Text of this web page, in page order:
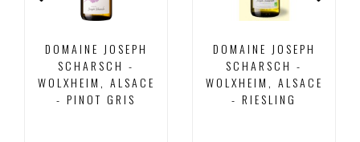
DOMAINE JOSEPH
SCHARSCH -
WOLXHEIM, ALSACE
- PINOT GRIS
DOMAINE JOSEPH
SCHARSCH -
WOLXHEIM, ALSACE
- RIESLING